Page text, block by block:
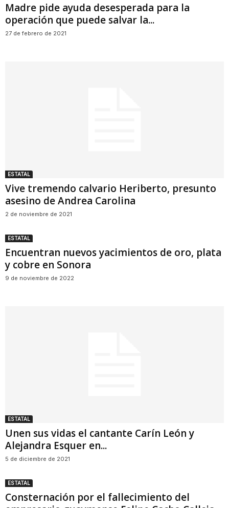
Madre pide ayuda desesperada para la
operación que puede salvar la...
27 de febrero de 2021
ESTATAL
Vive tremendo calvario Heriberto, presunto
asesino de Andrea Carolina
2 de noviembre de 2021
ESTATAL
Encuentran nuevos yacimientos de oro, plata
y cobre en Sonora
9 de noviembre de 2022
ESTATAL
Unen sus vidas el cantante Carín León y
Alejandra Esquer en...
5 de diciembre de 2021
ESTATAL
Consternación por el fallecimiento del